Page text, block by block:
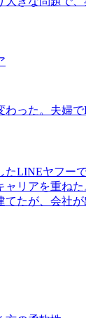
わった。夫婦
たLINEヤフー
ャリアを重ね
てたが、会社